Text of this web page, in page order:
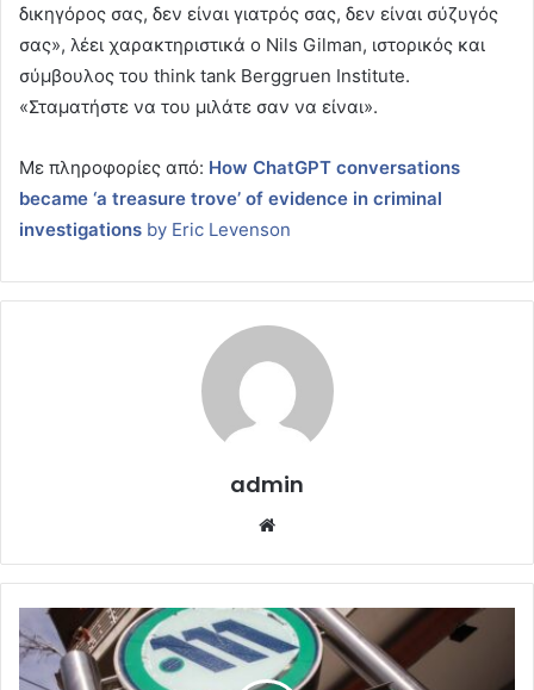
δικηγόρος σας, δεν είναι γιατρός σας, δεν είναι σύζυγός
σας», λέει χαρακτηριστικά ο Nils Gilman, ιστορικός και
σύμβουλος του think tank Berggruen Institute.
«Σταματήστε να του μιλάτε σαν να είναι».
Με πληροφορίες από: How ChatGPT conversations
became ‘a treasure trove’ of evidence in criminal
investigations by Eric Levenson
admin